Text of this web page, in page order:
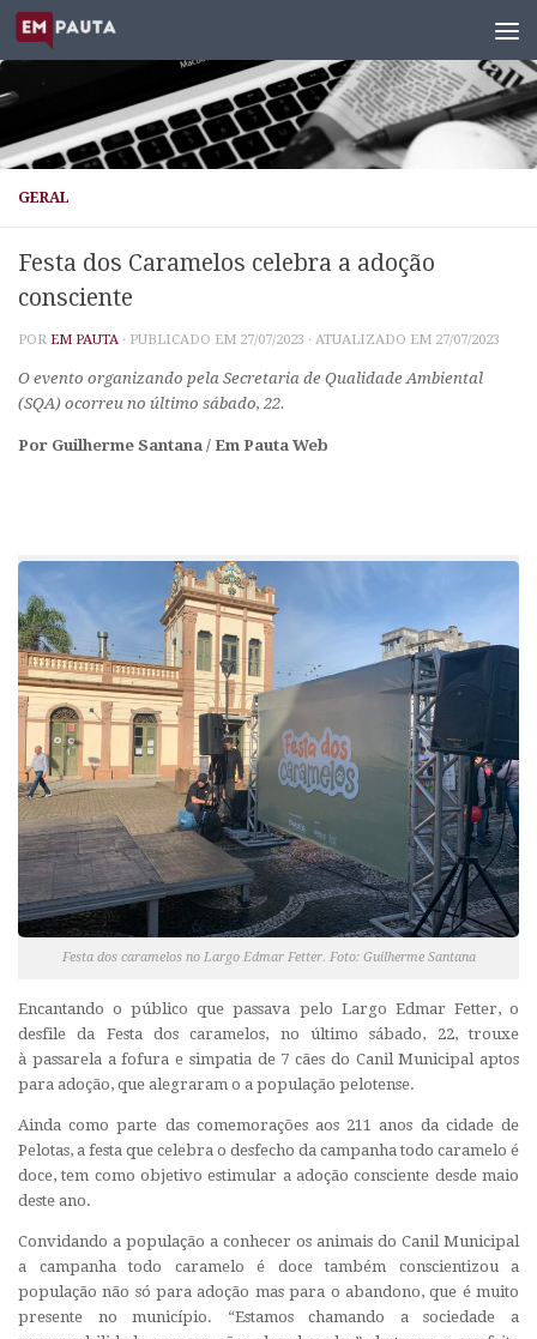
Skip to content
GERAL
Festa dos Caramelos celebra a adoção
consciente
POR EM PAUTA · PUBLICADO EM 27/07/2023 · ATUALIZADO EM 27/07/2023
O evento organizando pela Secretaria de Qualidade Ambiental
(SQA) ocorreu no último sábado, 22.
Por Guilherme Santana / Em Pauta Web
Festa dos caramelos no Largo Edmar Fetter. Foto: Guilherme Santana
Encantando o público que passava pelo Largo Edmar Fetter, o
desfile da Festa dos caramelos, no último sábado, 22, trouxe
à passarela a fofura e simpatia de 7 cães do Canil Municipal aptos
para adoção, que alegraram o a população pelotense.
Ainda como parte das comemorações aos 211 anos da cidade de
Pelotas, a festa que celebra o desfecho da campanha todo caramelo é
doce, tem como objetivo estimular a adoção consciente desde maio
deste ano.
Convidando a população a conhecer os animais do Canil Municipal
a campanha todo caramelo é doce também conscientizou a
população não só para adoção mas para o abandono, que é muito
presente no município. “Estamos chamando a sociedade a